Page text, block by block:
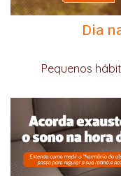
Dia
Pequenos